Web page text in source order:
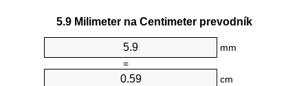
5.9 Milimeter na Centimeter prevodník
mm
=
cm